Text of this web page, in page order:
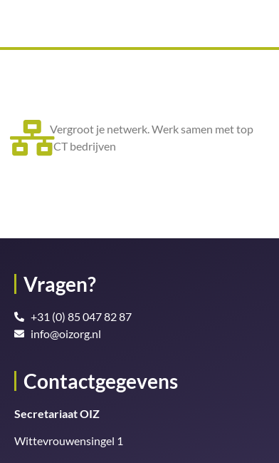
Vergroot je netwerk. Werk samen met top
ICT bedrijven
Vragen?
+31 (0) 85 047 82 87
info@oizorg.nl
Contactgegevens
Secretariaat OIZ
Wittevrouwensingel 1